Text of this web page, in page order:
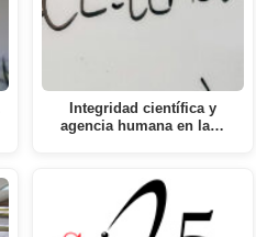
Integridad científica y
agencia humana en la…